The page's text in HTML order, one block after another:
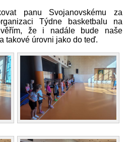
panu Svojanovskému za
Týdne basketbalu na
že i nadále bude naše
takové úrovni jako do teď.